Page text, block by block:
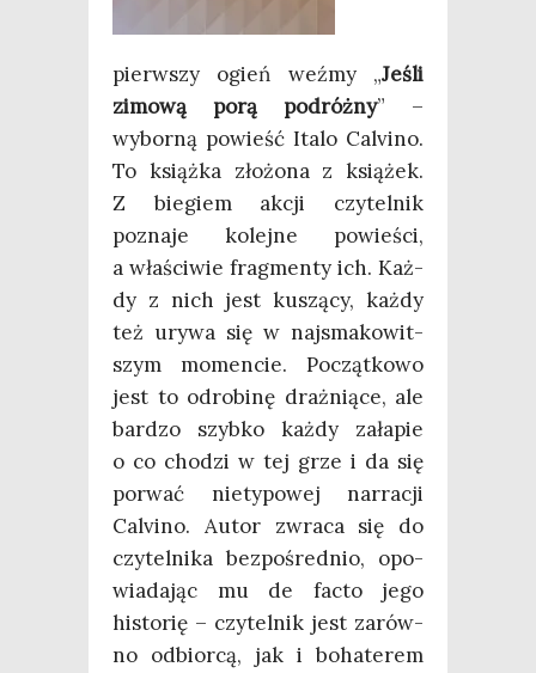
pierw­szy ogień weź­my „Jeśli
zimo­wą porą podróż­ny” –
wybor­ną powieść Ita­lo Calvi­no.
To książ­ka zło­żo­na z ksią­żek.
Z bie­giem akcji czy­tel­nik
pozna­je kolej­ne powie­ści,
a wła­ści­wie frag­men­ty ich. Każ­
dy z nich jest kuszą­cy, każ­dy
też ury­wa się w naj­sma­ko­wit­
szym momen­cie. Począt­ko­wo
jest to odro­bi­nę draż­nią­ce, ale
bar­dzo szyb­ko każ­dy zała­pie
o co cho­dzi w tej grze i da się
porwać nie­ty­po­wej nar­ra­cji
Calvi­no. Autor zwra­ca się do
czy­tel­ni­ka bez­po­śred­nio, opo­
wia­da­jąc mu de fac­to jego
histo­rię – czy­tel­nik jest zarów­
no odbior­cą, jak i boha­te­rem